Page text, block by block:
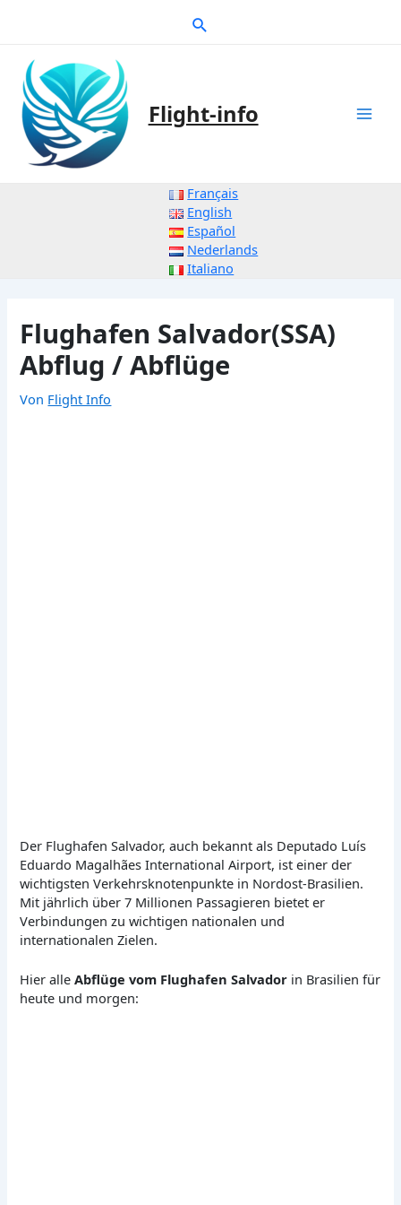
Suche
Flight-info
Français
English
Español
Nederlands
Italiano
Flughafen Salvador(SSA)
Abflug / Abflüge
Von Flight Info
Der Flughafen Salvador, auch bekannt als Deputado Luís
Eduardo Magalhães International Airport, ist einer der
wichtigsten Verkehrsknotenpunkte in Nordost-Brasilien.
Mit jährlich über 7 Millionen Passagieren bietet er
Verbindungen zu wichtigen nationalen und
internationalen Zielen.
Hier alleAbflüge vom Flughafen Salvador in Brasilien für
heute und morgen: